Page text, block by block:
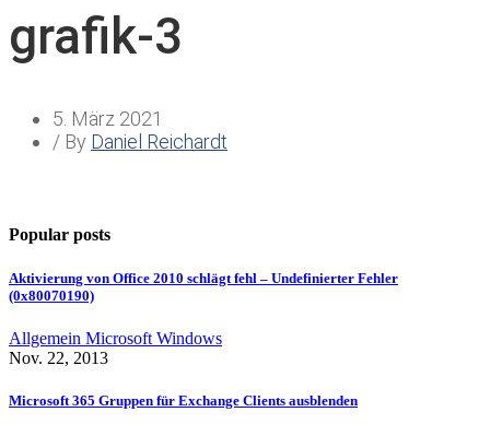
grafik-3
5. März 2021
/ By Daniel Reichardt
Popular posts
Aktivierung von Office 2010 schlägt fehl – Undefinierter Fehler
(0x80070190)
Allgemein Microsoft Windows
Nov. 22, 2013
Microsoft 365 Gruppen für Exchange Clients ausblenden